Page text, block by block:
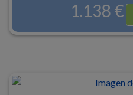
1.138 €